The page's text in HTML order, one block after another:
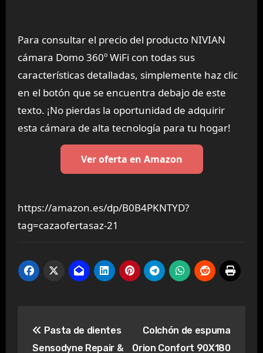
Para consultar el precio del producto NIVIAN
cámara Domo 360º WiFi con todas sus
características detalladas, simplemente haz clic
en el botón que se encuentra debajo de este
texto. ¡No pierdas la oportunidad de adquirir
esta cámara de alta tecnología para tu hogar!
Ver oferta en Amazon
https://amazon.es/dp/B0B4PKNTYD?
tag=cazaofertasaz-21
de
Pasta de dientes
Sensodyne Repair &
Colchón de espuma
Orion Confort 90X180